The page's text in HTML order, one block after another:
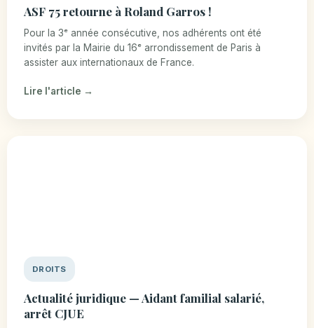
ASF 75 retourne à Roland Garros !
Pour la 3ᵉ année consécutive, nos adhérents ont été
invités par la Mairie du 16ᵉ arrondissement de Paris à
assister aux internationaux de France.
Lire l'article
DROITS
Actualité juridique — Aidant familial salarié,
arrêt CJUE